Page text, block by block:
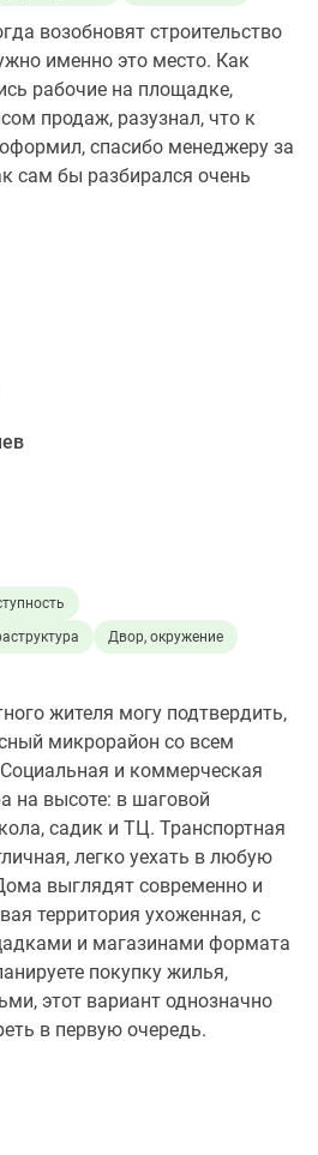
возобновят строительство
именно это место. Как
рабочие на площадке,
продаж, разузнал, что к
спасибо менеджеру за
сам бы разбирался очень
Двор, окружение
жителя могу подтвердить,
микрорайон со всем
и коммерческая
на высоте: в шаговой
садик и ТЦ. Транспортная
легко уехать в любую
выглядят современно и
территория ухоженная, с
и магазинами формата
покупку жилья,
этот вариант однозначно
в первую очередь.